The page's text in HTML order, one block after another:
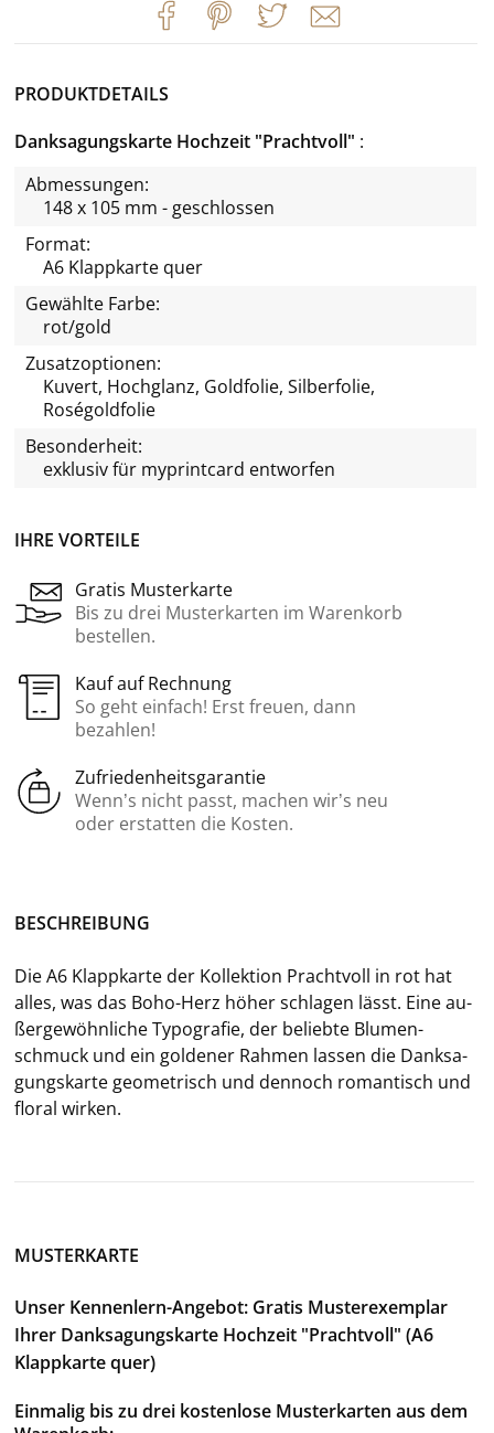
IHRE VORTEILE
Gratis Musterkarte
Bis zu drei Musterkarten im Warenkorb
bestellen.
Kauf auf Rechnung
So geht einfach! Erst freuen, dann
bezahlen!
Zufriedenheitsgarantie
Wenn’s nicht passt, machen wir’s neu
oder erstatten die Kosten.
PRODUKTDETAILS
Danksagungskarte Hochzeit "Prachtvoll"
Abmessungen:
148 x 105 mm - geschlossen
Format:
A6 Klappkarte quer
Gewählte Farbe:
rot/gold
Zusatzoptionen:
Kuvert, Hochglanz, Goldfolie, Silberfolie,
Roségoldfolie
Besonderheit:
exklusiv für myprintcard entworfen
BE­SCHREI­BUNG
Die A6 Klapp­kar­te der Kol­lek­ti­on Pracht­voll in rot hat
alles, was das Boho-​Herz höher schla­gen lässt. Eine au­
ßer­ge­wöhn­li­che Ty­po­gra­fie, der be­lieb­te Blu­men­
schmuck und ein gol­de­ner Rah­men las­sen die Dank­sa­
gungs­kar­te geo­me­trisch und den­noch ro­man­tisch und
flo­ral wir­ken.
MUSTERKARTE
Unser Kennenlern-Angebot: Gratis Musterexemplar
Ihrer Danksagungskarte Hochzeit "Prachtvoll" (A6
Klappkarte quer)
Einmalig bis zu drei kostenlose Musterkarten aus dem